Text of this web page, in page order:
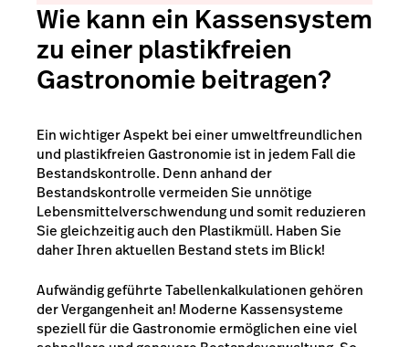
Wie kann ein Kassensystem
zu einer plastikfreien
Gastronomie beitragen?
Ein wichtiger Aspekt bei einer umweltfreundlichen
und plastikfreien Gastronomie ist in jedem Fall die
Bestandskontrolle. Denn anhand der
Bestandskontrolle vermeiden Sie unnötige
Lebensmittelverschwendung und somit reduzieren
Sie gleichzeitig auch den Plastikmüll. Haben Sie
daher Ihren aktuellen Bestand stets im Blick!
Aufwändig geführte Tabellenkalkulationen gehören
der Vergangenheit an! Moderne Kassensysteme
speziell für die Gastronomie ermöglichen eine viel